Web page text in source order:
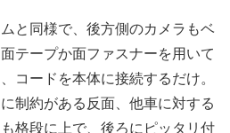
と同様で、後方側のカメラもベ
テープか面ファスナーを用いて
コードを本体に接続するだけ。
制約がある反面、他車に対する
格段に上で、後ろにピッタリ付